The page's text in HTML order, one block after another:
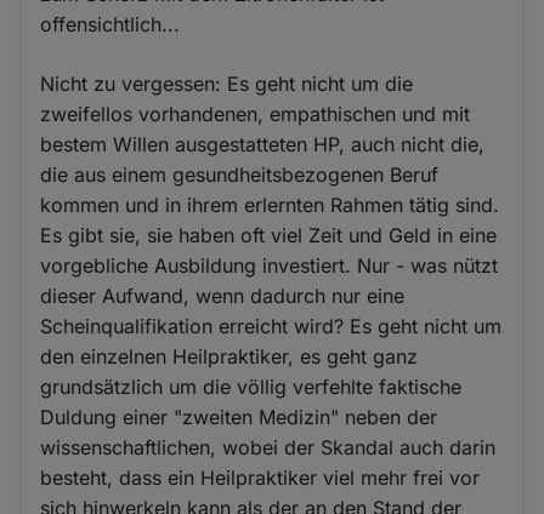
offensichtlich...
Nicht zu vergessen: Es geht nicht um die
zweifellos vorhandenen, empathischen und mit
bestem Willen ausgestatteten HP, auch nicht die,
die aus einem gesundheitsbezogenen Beruf
kommen und in ihrem erlernten Rahmen tätig sind.
Es gibt sie, sie haben oft viel Zeit und Geld in eine
vorgebliche Ausbildung investiert. Nur - was nützt
dieser Aufwand, wenn dadurch nur eine
Scheinqualifikation erreicht wird? Es geht nicht um
den einzelnen Heilpraktiker, es geht ganz
grundsätzlich um die völlig verfehlte faktische
Duldung einer "zweiten Medizin" neben der
wissenschaftlichen, wobei der Skandal auch darin
besteht, dass ein Heilpraktiker viel mehr frei vor
sich hinwerkeln kann als der an den Stand der